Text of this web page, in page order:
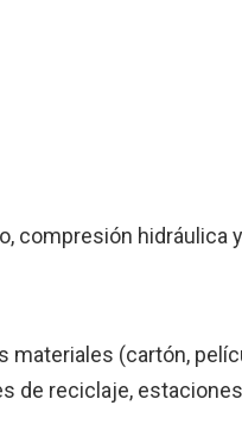
compresión hidráulica
materiales (cartón,
de reciclaje,